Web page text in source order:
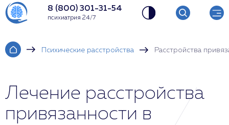
8 (800) 301-31-54
психиатрия 24/7
Психические расстройства Расстройства
Лечение расстройства
привязанности в